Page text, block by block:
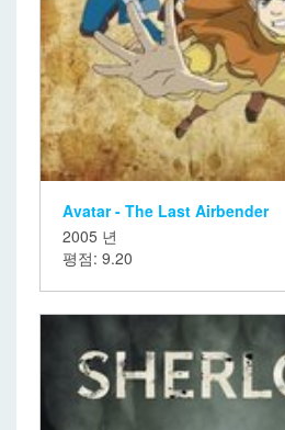
Avatar - The Last Airbender
2005 년
평점: 9.20